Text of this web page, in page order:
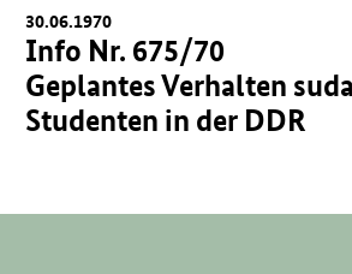
30.06.1970
Info Nr. 675/70
Geplantes Verhalten
Studenten in der DDR